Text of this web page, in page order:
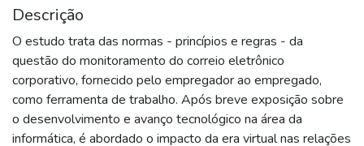
Descrição
O estudo trata das normas - princípios e regras - da
questão do monitoramento do correio eletrônico
corporativo, fornecido pelo empregador ao empregado,
como ferramenta de trabalho. Após breve exposição sobre
o desenvolvimento e avanço tecnológico na área da
informática, é abordado o impacto da era virtual nas relações